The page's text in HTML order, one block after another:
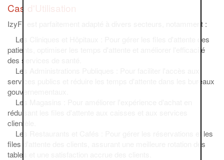
Cas d'Utilisation
IzyFil est parfaitement adapté à divers secteurs, notamment :
Les Cliniques et Hôpitaux : Pour gérer les files d'attente des
patients, optimiser les temps d'attente et améliorer l'efficacité
des services de santé.
Les Administrations Publiques : Pour faciliter l'accès aux
services publics et réduire les temps d'attente dans les bureaux
gouvernementaux.
Les Magasins : Pour améliorer l'expérience d'achat en
réduisant les files d'attente aux caisses et aux services
clientèle.
Les Restaurants et Cafés : Pour gérer les réservations et les
files d'attente des clients, assurant une meilleure rotation des
tables et une satisfaction accrue des clients.